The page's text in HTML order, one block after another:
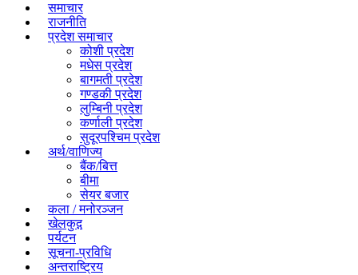
समाचार
राजनीति
प्रदेश समाचार
कोशी प्रदेश
मधेस प्रदेश
बागमती प्रदेश
गण्डकी प्रदेश
लुम्बिनी प्रदेश
कर्णाली प्रदेश
सुदूरपश्चिम प्रदेश
अर्थ/वाणिज्य
बैंक/बित्त
बीमा
सेयर बजार
कला / मनोरञ्जन
खेलकुद़़
पर्यटन
सूचना-प्रविधि
अन्तराष्ट्रिय